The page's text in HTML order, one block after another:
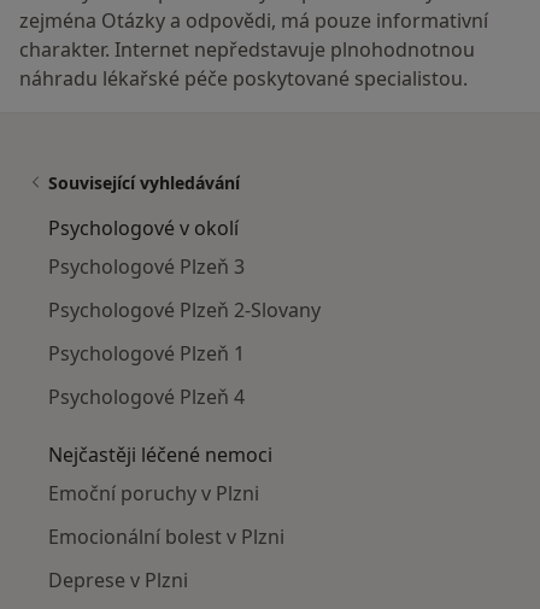
zejména Otázky a odpovědi, má pouze informativní
charakter. Internet nepředstavuje plnohodnotnou
náhradu lékařské péče poskytované specialistou.
Související vyhledávání
Psychologové v okolí
Psychologové Plzeň 3
Psychologové Plzeň 2-Slovany
Psychologové Plzeň 1
Psychologové Plzeň 4
Nejčastěji léčené nemoci
Emoční poruchy v Plzni
Emocionální bolest v Plzni
Deprese v Plzni